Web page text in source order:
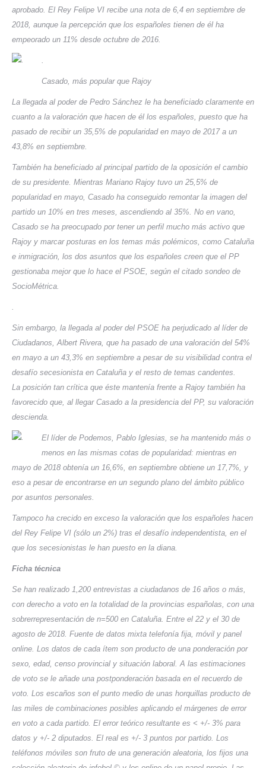
aprobado. El Rey Felipe VI recibe una nota de 6,4 en septiembre de
2018, aunque la percepción que los españoles tienen de él ha
empeorado un 11% desde octubre de 2016.
.
Casado, más popular que Rajoy
La llegada al poder de Pedro Sánchez le ha beneficiado claramente en
cuanto a la valoración que hacen de él los españoles, puesto que ha
pasado de recibir un 35,5% de popularidad en mayo de 2017 a un
43,8% en septiembre.
También ha beneficiado al principal partido de la oposición el cambio
de su presidente. Mientras Mariano Rajoy tuvo un 25,5% de
popularidad en mayo, Casado ha conseguido remontar la imagen del
partido un 10% en tres meses, ascendiendo al 35%. No en vano,
Casado se ha preocupado por tener un perfil mucho más activo que
Rajoy y marcar posturas en los temas más polémicos, como Cataluña
e inmigración, los dos asuntos que los españoles creen que el PP
gestionaba mejor que lo hace el PSOE, según el citado sondeo de
SocioMétrica.
.
Sin embargo, la llegada al poder del PSOE ha perjudicado al líder de
Ciudadanos, Albert Rivera, que ha pasado de una valoración del 54%
en mayo a un 43,3% en septiembre a pesar de su visibilidad contra el
desafío secesionista en Cataluña y el resto de temas candentes.
La posición tan crítica que éste mantenía frente a Rajoy también ha
favorecido que, al llegar Casado a la presidencia del PP, su valoración
descienda.
El líder de Podemos, Pablo Iglesias, se ha mantenido más o
menos en las mismas cotas de popularidad: mientras en
mayo de 2018 obtenía un 16,6%, en septiembre obtiene un 17,7%, y
eso a pesar de encontrarse en un segundo plano del ámbito público
por asuntos personales.
Tampoco ha crecido en exceso la valoración que los españoles hacen
del Rey Felipe VI (sólo un 2%) tras el desafío independentista, en el
que los secesionistas le han puesto en la diana.
Ficha técnica
Se han realizado 1,200 entrevistas a ciudadanos de 16 años o más,
con derecho a voto en la totalidad de la provincias españolas, con una
sobrerrepresentación de n=500 en Cataluña. Entre el 22 y el 30 de
agosto de 2018. Fuente de datos mixta telefonía fija, móvil y panel
online. Los datos de cada ítem son producto de una ponderación por
sexo, edad, censo provincial y situación laboral. A las estimaciones
de voto se le añade una postponderación basada en el recuerdo de
voto. Los escaños son el punto medio de unas horquillas producto de
las miles de combinaciones posibles aplicando el márgenes de error
en voto a cada partido. El error teórico resultante es < +/- 3% para
datos y +/- 2 diputados. El real es +/- 3 puntos por partido. Los
teléfonos móviles son fruto de una generación aleatoria, los fijos una